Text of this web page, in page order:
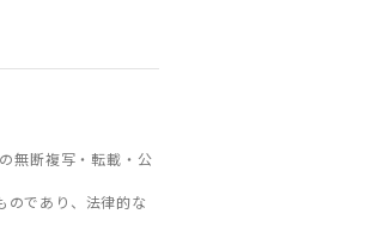
無断複写・転載・公
のであり、法律的な